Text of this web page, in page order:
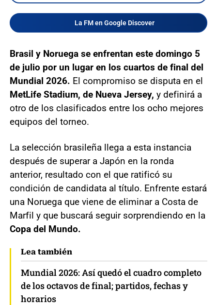
La FM en Google Discover
Brasil y Noruega se enfrentan este domingo 5
de julio por un lugar en los cuartos de final del
Mundial 2026. El compromiso se disputa en el
MetLife Stadium, de Nueva Jersey, y definirá a
otro de los clasificados entre los ocho mejores
equipos del torneo.
La selección brasileña llega a esta instancia
después de superar a Japón en la ronda
anterior, resultado con el que ratificó su
condición de candidata al título. Enfrente estará
una Noruega que viene de eliminar a Costa de
Marfil y que buscará seguir sorprendiendo en la
Copa del Mundo.
Lea también
Mundial 2026: Así quedó el cuadro completo
de los octavos de final; partidos, fechas y
horarios